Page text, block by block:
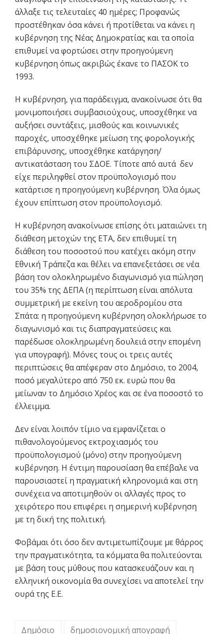
άλλαξε τις τελευταίες 40 ημέρες; Προφανώς
προστέθηκαν όσα κάνει ή προτίθεται να κάνει η
κυβέρνηση της Νέας Δημοκρατίας και τα οποία
επιθυμεί να φορτώσει στην προηγούμενη
κυβέρνηση όπως ακριβώς έκανε το ΠΑΣΟΚ το
1993.
Η κυβέρνηση, για παράδειγμα, ανακοίνωσε ότι θα
μονιμοποιήσει συμβασιούχους, υποσχέθηκε να
αυξήσει συντάξεις, μισθούς και κοινωνικές
παροχές, υποσχέθηκε μείωση της φορολογικής
επιβάρυνσης, υποσχέθηκε κατάργηση/
αντικατάσταση του ΣΔΟΕ. Τίποτε από αυτά δεν
είχε περιληφθεί στον προϋπολογισμό που
κατάρτισε η προηγούμενη κυβέρνηση. Όλα όμως
έχουν επίπτωση στον προϋπολογισμό.
Η κυβέρνηση ανακοίνωσε επίσης ότι ματαιώνει τη
διάθεση μετοχών της ΕΤΑ, δεν επιθυμεί τη
διάθεση του ποσοστού που κατέχει ακόμη στην
Εθνική Τράπεζα και θέλει να επανεξετάσει σε νέα
βάση τον ολοκληρωμένο διαγωνισμό για πώληση
του 35% της ΔΕΠΑ (η περίπτωση είναι απόλυτα
συμμετρική με εκείνη του αεροδρομίου στα
Σπάτα: η προηγούμενη κυβέρνηση ολοκλήρωσε το
διαγωνισμό και τις διαπραγματεύσεις και
παρέδωσε ολοκληρωμένη δουλειά στην επομένη
για υπογραφή). Μόνες τους οι τρεις αυτές
περιπτώσεις θα απέφεραν στο Δημόσιο, το 2004,
ποσό μεγαλύτερο από 750 εκ. ευρώ που θα
μείωναν το Δημόσιο Χρέος και σε ένα ποσοστό το
έλλειμμα.
Δεν είναι λοιπόν τίμιο να εμφανίζεται ο
πιθανολογούμενος εκτροχιασμός του
προϋπολογισμού (μόνο) στην προηγούμενη
κυβέρνηση. Η έντιμη παρουσίαση θα επέβαλε να
παρουσιαστεί η πραγματική κληρονομιά και στη
συνέχεια να αποτιμηθούν οι αλλαγές προς το
χειρότερο που επιφέρει η σημερινή κυβέρνηση
με τη δική της πολιτική.
Φοβάμαι ότι όσο δεν αντιμετωπίζουμε με θάρρος
την πραγματικότητα, τα κόμματα θα πολιτεύονται
με βάση τους μύθους που κατασκευάζουν και η
ελληνική οικονομία θα συνεχίσει να αποτελεί την
ουρά της Ε.Ε.
Δημόσιο δημοσιονομική απογραφή